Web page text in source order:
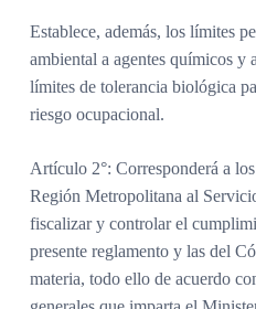
Establece, además, los límites
ambiental a agentes químicos y
límites de tolerancia biológica
riesgo ocupacional.
Artículo 2°: Corresponderá a
Región Metropolitana al
fiscalizar y controlar el
presente reglamento y las del
materia, todo ello de acuerdo